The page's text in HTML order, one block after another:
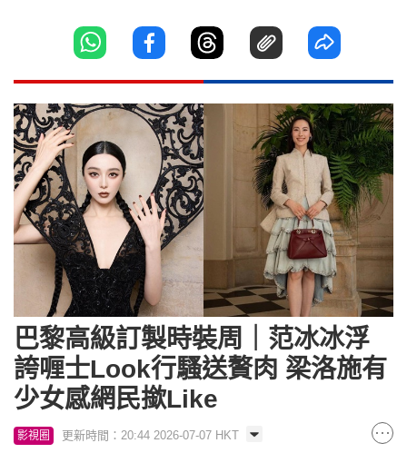
巴黎高級訂製時裝周｜范冰冰浮
誇喱士Look行騷送贅肉 梁洛施有
少女感網民撳Like
影視圈 更新時間：20:44 2026-07-07 HKT